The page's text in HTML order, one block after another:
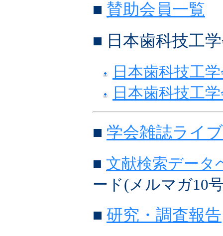
■ 賛助会員一覧
■ 日本歯科技工
日本歯科技工
日本歯科技工
■ 学会雑誌ライ
■ 文献検索データ
ード(メルマガ10
■ 研究・調査報告